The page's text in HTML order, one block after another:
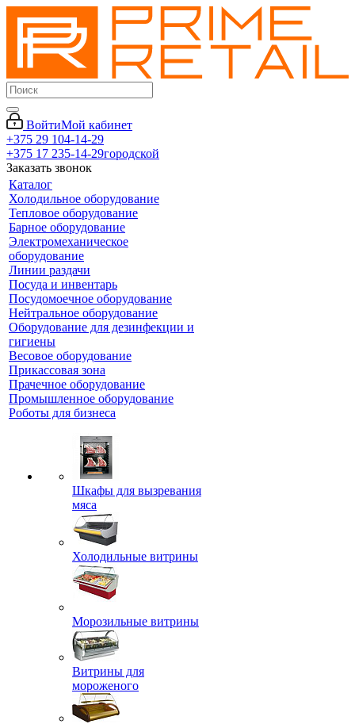
ВойтиМой кабинет
+375 29 104-14-29
+375 17 235-14-29городской
Заказать звонок
Каталог
Холодильное оборудование
Тепловое оборудование
Барное оборудование
Электромеханическое
оборудование
Линии раздачи
Посуда и инвентарь
Посудомоечное оборудование
Нейтральное оборудование
Оборудование для дезинфекции и
гигиены
Весовое оборудование
Прикассовая зона
Прачечное оборудование
Промышленное оборудование
Роботы для бизнеса
Шкафы для вызревания
мяса
Холодильные витрины
Морозильные витрины
Витрины для
мороженого